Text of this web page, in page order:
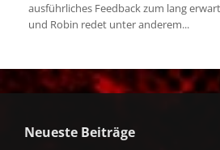
ausführliches Feedback zum lang
und Robin redet unter anderem...
Neueste Beiträge